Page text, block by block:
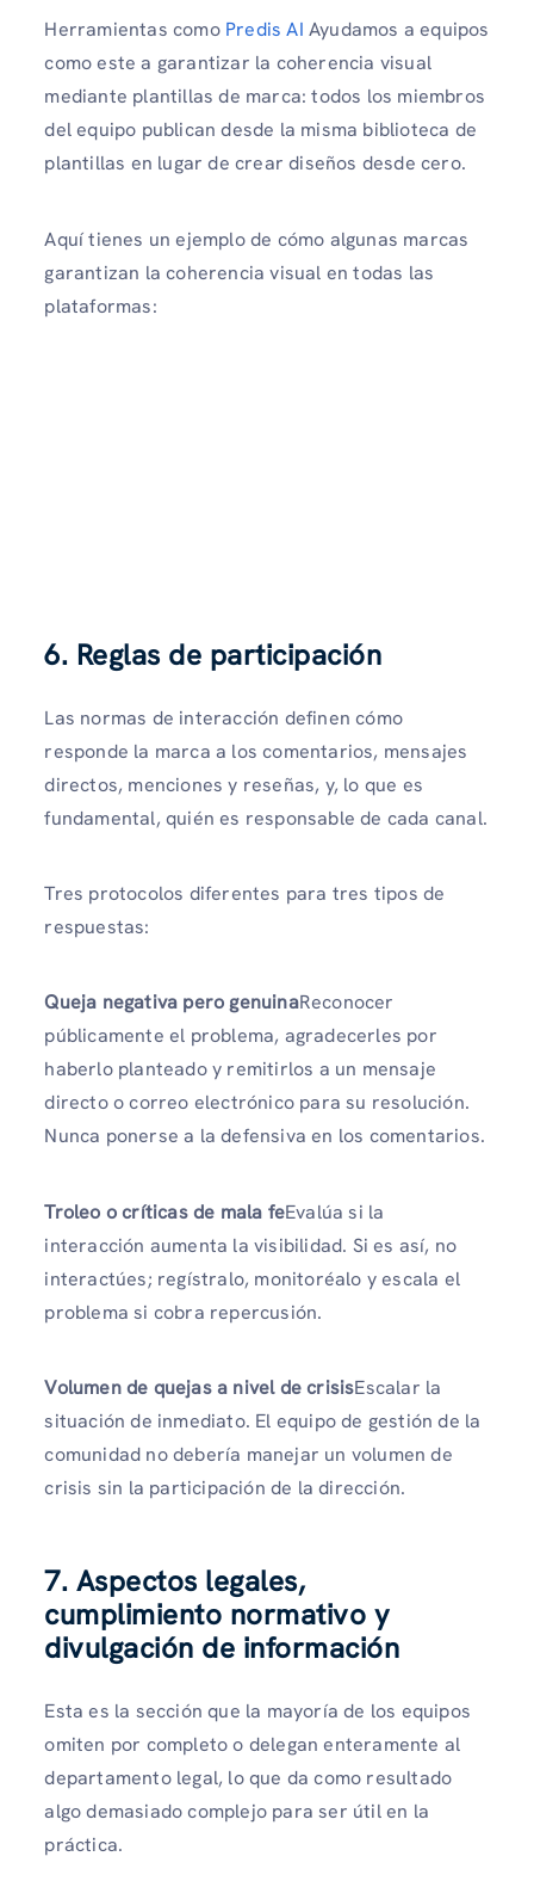
Herramientas como Predis AI Ayudamos a equipos
como este a garantizar la coherencia visual
mediante plantillas de marca: todos los miembros
del equipo publican desde la misma biblioteca de
plantillas en lugar de crear diseños desde cero.
Aquí tienes un ejemplo de cómo algunas marcas
garantizan la coherencia visual en todas las
plataformas:
6. Reglas de participación
Las normas de interacción definen cómo
responde la marca a los comentarios, mensajes
directos, menciones y reseñas, y, lo que es
fundamental, quién es responsable de cada canal.
Tres protocolos diferentes para tres tipos de
respuestas:
Queja negativa pero genuinaReconocer
públicamente el problema, agradecerles por
haberlo planteado y remitirlos a un mensaje
directo o correo electrónico para su resolución.
Nunca ponerse a la defensiva en los comentarios.
Troleo o críticas de mala feEvalúa si la
interacción aumenta la visibilidad. Si es así, no
interactúes; regístralo, monitoréalo y escala el
problema si cobra repercusión.
Volumen de quejas a nivel de crisisEscalar la
situación de inmediato. El equipo de gestión de la
comunidad no debería manejar un volumen de
crisis sin la participación de la dirección.
7. Aspectos legales,
cumplimiento normativo y
divulgación de información
Esta es la sección que la mayoría de los equipos
omiten por completo o delegan enteramente al
departamento legal, lo que da como resultado
algo demasiado complejo para ser útil en la
práctica.